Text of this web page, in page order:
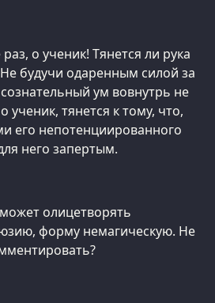
о ученик! Тянется ли рука
будучи одаренным силой за
ум вовнутрь не
ученик, тянется к тому, что,
его непотенциированного
него запертым.
олицетворять
форму немагическую. Не